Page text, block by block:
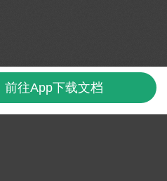
前往App下载文档